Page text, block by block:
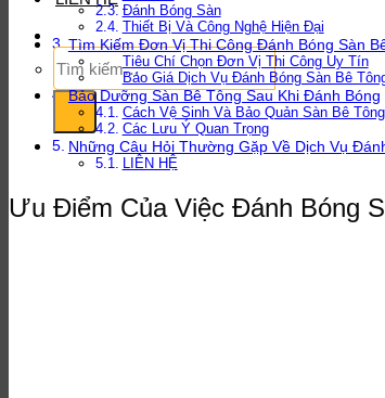
Tìm
kiếm:
Đánh Bóng Sàn
Thiết Bị Và Công Nghệ Hiện Đại
Tìm Kiếm Đơn Vị Thi Công Đánh Bóng Sàn
Tiêu Chí Chọn Đơn Vị Thi Công Uy Tín
Báo Giá Dịch Vụ Đánh Bóng Sàn Bê
Bảo Dưỡng Sàn Bê Tông Sau Khi Đánh Bóng
Cách Vệ Sinh Và Bảo Quản Sàn Bê Tông
Các Lưu Ý Quan Trọng
Những Câu Hỏi Thường Gặp Về Dịch Vụ
LIÊN HỆ
Ưu Điểm Của Việc Đánh Bóng